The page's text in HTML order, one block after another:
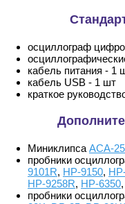
осциллограф
кабель питания - 1
кабель USB - 1 шт
краткое
Миниклипса АСА-
пробники
9101R, HP-9150,
HP-9258R, HP-6350,
пробники